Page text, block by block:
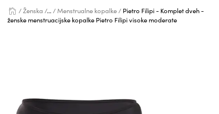
Ženska ... Menstrualne kopalke
Pietro Filipi - Komplet dveh -
ženske menstruacijske kopalke Pietro Filipi visoke moderate